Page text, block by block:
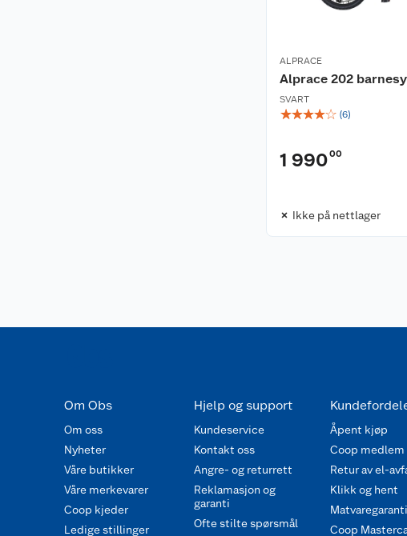
ALPRACE
Alprace 202
SVART
☆☆☆☆☆ (6)
1 99000
Ikke på nettlager
Om Obs
Om oss
Nyheter
Våre butikker
Våre merkevarer
Coop kjeder
Ledige stillinger
Hjelp og support
Kundeservice
Kontakt oss
Angre- og returrett
Reklamasjon og
garanti
Ofte stilte spørsmål
Åpent kjøp
Coop medlem
Retur av el-
Klikk og hent
Matvaregaranti
Coop